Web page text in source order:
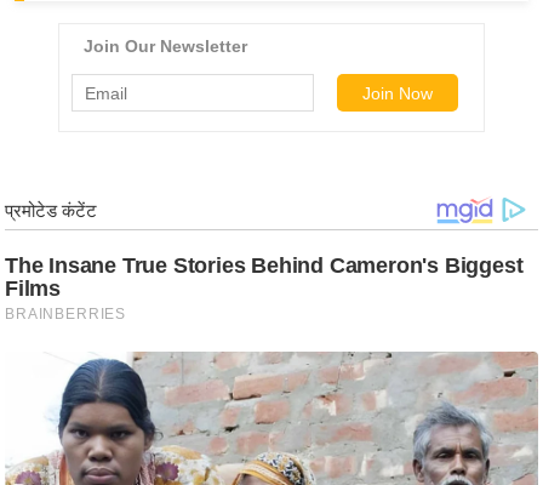
मी
B
r
n